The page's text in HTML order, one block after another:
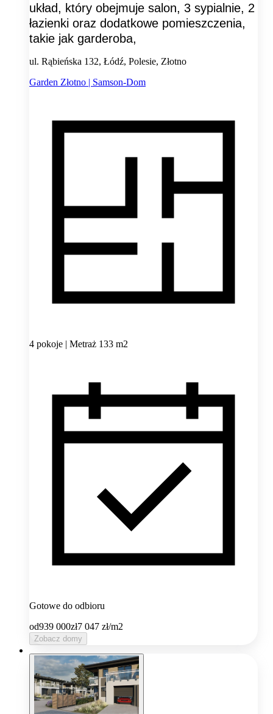
układ, który obejmuje salon, 3 sypialnie, 2
łazienki oraz dodatkowe pomieszczenia,
takie jak garderoba,
ul. Rąbieńska 132, Łódź, Polesie, Złotno
Garden Złotno | Samson-Dom
4 pokoje | Metraż 133 m2
Gotowe do odbioru
od939 000zł7 047 zł/m2
Zobacz domy